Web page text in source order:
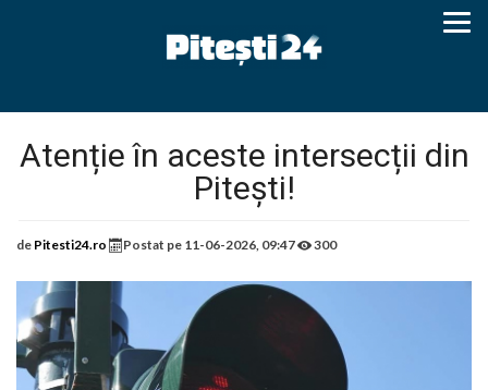
Atenție în aceste intersecții din
Pitești!
de Pitesti24.ro Postat pe 11-06-2026, 09:47 300